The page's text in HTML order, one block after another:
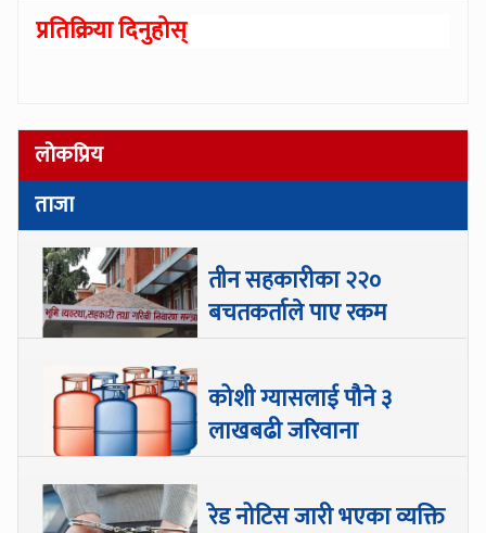
प्रतिक्रिया दिनुहोस्
लोकप्रिय
ताजा
तीन सहकारीका २२०
बचतकर्ताले पाए रकम
कोशी ग्यासलाई पौने ३
लाखबढी जरिवाना
रेड नोटिस जारी भएका व्यक्ति